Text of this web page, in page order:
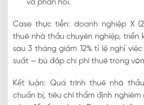
và phản hồi.
Case thực tiễn: doanh nghiệp X
thuê nhà thầu chuyên nghiệp, triển
sau 3 tháng giảm 12% tỉ lệ nghỉ
suất — bù đắp chi phí thuê trong
Kết luận: Quá trình thuê nhà
chuẩn bị, tiêu chí thẩm định